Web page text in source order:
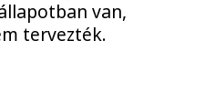
van,
tervezték.